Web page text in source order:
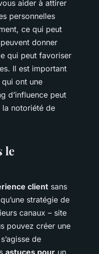
aider à attirer
personnelles
ce qui peut
donner
qui peut favoriser
Il est important
ont une
d’influence peut
la notoriété de
le
client sans
stratégie de
canaux – site
pouvez créer une
de
astuces pour un